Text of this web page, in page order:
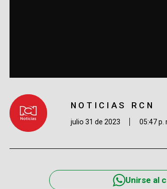
NOTICIAS RCN
julio 31 de 2023 05:47 p.
Unirse al